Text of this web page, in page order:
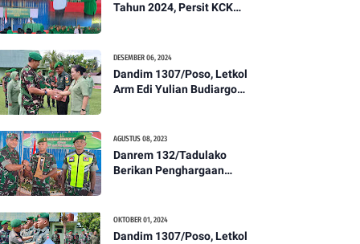
Tahun 2024, Persit KCK
Kesehatan Tentang
Pencegahan DBD
DESEMBER 06, 2024
Dandim 1307/Poso, Letkol
Arm Edi Yulian Budiargo
1307/Poso
AGUSTUS 08, 2023
Danrem 132/Tadulako
Berikan Penghargaan
OKTOBER 01, 2024
Dandim 1307/Poso, Letkol